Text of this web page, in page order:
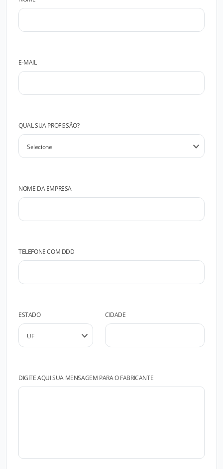
E-MAIL
QUAL SUA PROFISSÃO?
NOME DA EMPRESA
TELEFONE COM DDD
ESTADO CIDADE
DIGITE AQUI SUA MENSAGEM PARA O FABRICANTE